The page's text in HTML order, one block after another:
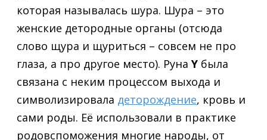
которая называлась шура. Шура – это
женские детородные органы (отсюда
слово щура и щуриться – совсем не про
глаза, а про другое место). Руна Y была
связана с неким процессом выхода и
символизировала деторождение, кровь и
сами роды. Её использовали в практике
родовспоможения многие народы, от